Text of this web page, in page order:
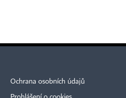
Ochrana osobních údajů